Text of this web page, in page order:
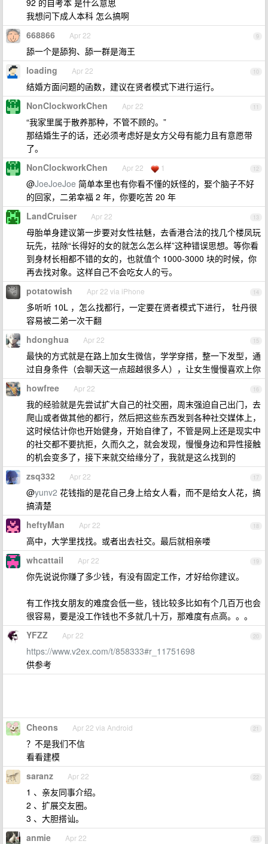
92 的自考本 是什么意思
我想问下成人本科 怎么搞啊
9
668866 Apr 22
舔一个是舔狗、舔一群是海王
10
loading Apr 22
结婚方面问题的函数，建议在贤者模式下进行运行。
11
NonClockworkChen Apr 22
“我家里属于散养那种，不管不顾的。”
那结婚生子的话，还必须考虑好是女方父母有能力且有意愿带
了。
12
NonClockworkChen Apr 22 1
@JoeJoeJoe 简单本里也有你看不懂的妖怪的，娶个脑子不好
的回家，二弟幸福 2 年，你要吃苦 20 年
13
LandCruiser Apr 22
母胎单身建议第一步要对女性祛魅，去香港合法的找几个楼凤玩
玩先，祛除“长得好的女的就怎么怎么样”这种错误思想。等你看
到身材长相都不错的女的，也就值个 1000-3000 块的时候，你
再去找对象。这样自己不会吃女人的亏。
14
potatowish Apr 22 via iPhone
多听听 10L ，怎么找都行，一定要在贤者模式下进行， 牡丹很
容易被二弟一次干翻
15
hdonghua Apr 22
最快的方式就是在路上加女生微信，学学穿搭，整一下发型，通
过自身条件（会聊天这一点超越很多人），让女生慢慢喜欢上你
16
howfree Apr 22
我的经验就是先尝试扩大自己的社交圈，周末强迫自己出门，去
爬山或者做其他的都行，然后把这些东西发到各种社交媒体上，
这时候估计你也开始健身，开始自律了，不管是网上还是现实中
的社交都不要抗拒，久而久之，就会发现，慢慢身边和异性接触
的机会变多了，接下来就交给缘分了，我就是这么找到的
17
zsq332 Apr 22
@yunv2 花钱指的是花自己身上给女人看，而不是给女人花，搞
搞清楚
18
heftyMan Apr 22
高中，大学里找找。或者出去社交。最后就相亲喽
19
whcattail Apr 22
你先说说你赚了多少钱，有没有固定工作，才好给你建议。
有工作找女朋友的难度会低一些，钱比较多比如有个几百万也会
很容易，要是没工作钱也不多就几十万，那难度有点高。。。
20
YFZZ Apr 22
https://www.v2ex.com/t/858333#r_11751698
供参考
21
Cheons Apr 22 via Android
？不是我们不信
看看建模
22
saranz Apr 22
1 、亲友同事介绍。
2 、扩展交友圈。
3 、大胆搭讪。
23
anmie Apr 22